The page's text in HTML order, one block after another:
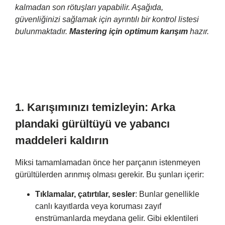
kalmadan son rötuşları yapabilir. Aşağıda,
güvenliğinizi sağlamak için ayrıntılı bir kontrol listesi
bulunmaktadır. Mastering için optimum karışım hazır.
1. Karışımınızı temizleyin: Arka
plandaki gürültüyü ve yabancı
maddeleri kaldırın
Miksi tamamlamadan önce her parçanın istenmeyen
gürültülerden arınmış olması gerekir. Bu şunları içerir:
Tıklamalar, çatırtılar, sesler: Bunlar genellikle
canlı kayıtlarda veya koruması zayıf
enstrümanlarda meydana gelir. Gibi eklentileri